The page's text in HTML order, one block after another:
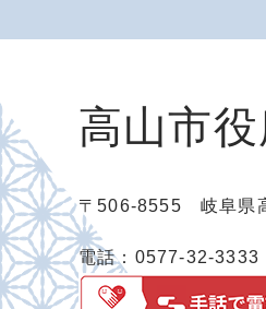
高山市
〒506-8555 岐阜県
電話：0577-32-